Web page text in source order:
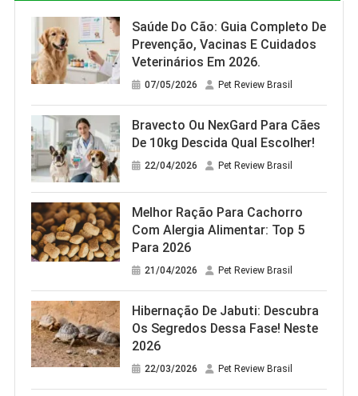
Saúde Do Cão: Guia Completo De
Prevenção, Vacinas E Cuidados
Veterinários Em 2026.
07/05/2026 Pet Review Brasil
Bravecto Ou NexGard Para Cães
De 10kg Descida Qual Escolher!
22/04/2026 Pet Review Brasil
Melhor Ração Para Cachorro
Com Alergia Alimentar: Top 5
Para 2026
21/04/2026 Pet Review Brasil
Hibernação De Jabuti: Descubra
Os Segredos Dessa Fase! Neste
2026
22/03/2026 Pet Review Brasil